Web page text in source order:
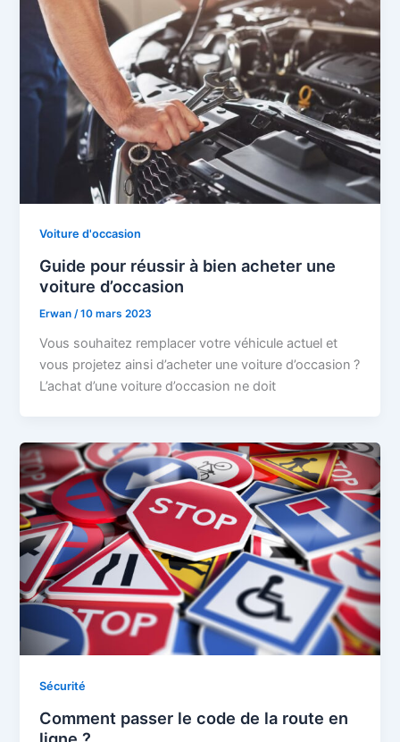
Voiture d'occasion
Guide pour réussir à bien acheter une
voiture d’occasion
Erwan/10 mars 2023
Vous souhaitez remplacer votre véhicule actuel et
vous projetez ainsi d’acheter une voiture d’occasion ?
L’achat d’une voiture d’occasion ne doit
Sécurité
Comment passer le code de la route en